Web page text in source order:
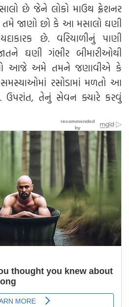
છે જેને લોકો માઉથ ફ્રેશનર
તમે જાણો છો કે આ મસાલો ઘણી
છે. વરિયાળીનું પાણી
ઘણી ગંભીર બીમારીઓથી
આજે અમે તમને જણાવીએ કે
રસોડામાં મળતો આ
ઉપરાંત, તેનું સેવન ક્યારે કરવું